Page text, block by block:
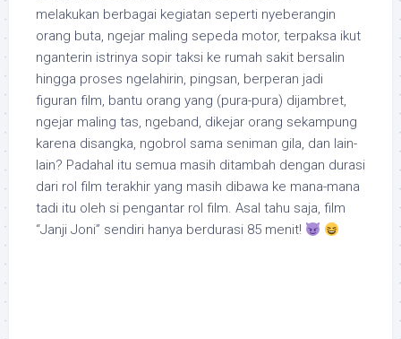
melakukan berbagai kegiatan seperti nyeberangin
orang buta, ngejar maling sepeda motor, terpaksa ikut
nganterin istrinya sopir taksi ke rumah sakit bersalin
hingga proses ngelahirin, pingsan, berperan jadi
figuran film, bantu orang yang (pura-pura) dijambret,
ngejar maling tas, ngeband, dikejar orang sekampung
karena disangka, ngobrol sama seniman gila, dan lain-
lain? Padahal itu semua masih ditambah dengan durasi
dari rol film terakhir yang masih dibawa ke mana-mana
tadi itu oleh si pengantar rol film. Asal tahu saja, film
“Janji Joni” sendiri hanya berdurasi 85 menit!